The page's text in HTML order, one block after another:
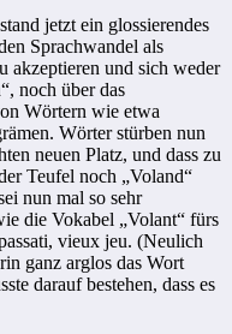
jetzt ein glossierendes
Sprachwandel als
akzeptieren und sich weder
noch über das
Wörtern wie etwa
Wörter stürben nun
neuen Platz, und dass zu
Teufel noch „Voland“
nun mal so sehr
die Vokabel „Volant“ fürs
vieux jeu. (Neulich
ganz arglos das Wort
darauf bestehen, dass es